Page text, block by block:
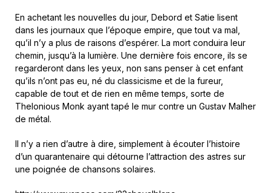
En achetant les nouvelles du jour, Debord et Satie lisent
dans les journaux que l’époque empire, que tout va mal,
qu’il n’y a plus de raisons d’espérer. La mort conduira leur
chemin, jusqu’à la lumière. Une dernière fois encore, ils se
regarderont dans les yeux, non sans penser à cet enfant
qu’ils n’ont pas eu, né du classicisme et de la fureur,
capable de tout et de rien en même temps, sorte de
Thelonious Monk ayant tapé le mur contre un Gustav Malher
de métal.
Il n’y a rien d’autre à dire, simplement à écouter l’histoire
d’un quarantenaire qui détourne l’attraction des astres sur
une poignée de chansons solaires.